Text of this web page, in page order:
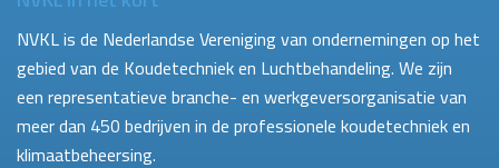
NVKL is de Nederlandse Vereniging van ondernemingen op het
gebied van de Koudetechniek en Luchtbehandeling. We zijn
een representatieve branche- en werkgeversorganisatie van
meer dan 450 bedrijven in de professionele koudetechniek en
klimaatbeheersing.